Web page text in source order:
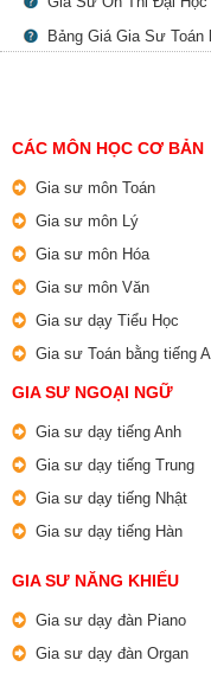
Bảng Giá Gia Sư Toán
CÁC MÔN HỌC CƠ BẢN
Gia sư môn Toán
Gia sư môn Lý
Gia sư môn Hóa
Gia sư môn Văn
Gia sư dạy Tiểu Học
Gia sư Toán bằng tiếng
GIA SƯ NGOẠI NGỮ
Gia sư dạy tiếng Anh
Gia sư dạy tiếng Trung
Gia sư dạy tiếng Nhật
Gia sư dạy tiếng Hàn
GIA SƯ NĂNG KHIẾU
Gia sư dạy đàn Piano
Gia sư dạy đàn Organ